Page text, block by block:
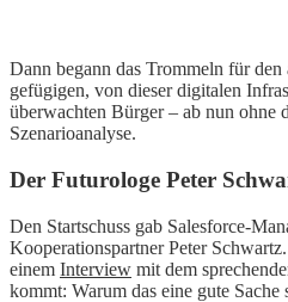
Dann begann das Trommeln für den
gefügigen, von dieser digitalen
überwachten Bürger – ab nun ohne
Szenarioanalyse.
Der Futurologe Peter
Den Startschuss gab Salesforce-
Kooperationspartner Peter
einem Interview mit dem
kommt: Warum das eine gute Sache